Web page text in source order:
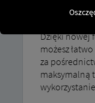
tras i
rzetelnie
Dzięki nowej
możesz
za
maksymalną